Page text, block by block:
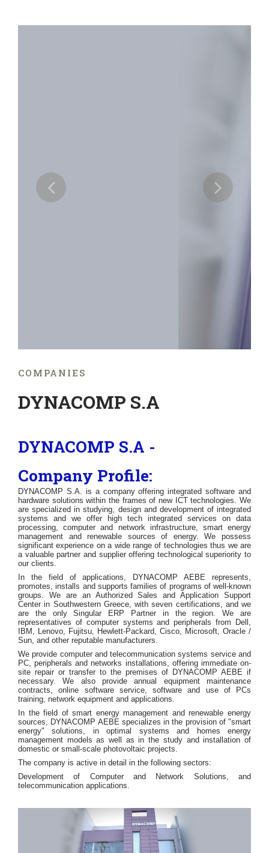
COMPANIES
DYNACOMP S.A
DYNACOMP S.A -
Company Profile:
DYNACOMP S.A. is a company offering integrated software and
hardware solutions within the frames of new ICT technologies. We
are specialized in studying, design and development of integrated
systems and we offer high tech integrated services on data
processing, computer and network infrastructure, smart energy
management and renewable sources of energy. We possess
significant experience on a wide range of technologies thus we are
a valuable partner and supplier offering technological superiority to
our clients.
In the field of applications, DYNACOMP AEBE represents,
promotes, installs and supports families of programs of well-known
groups. We are an Authorized Sales and Application Support
Center in Southwestern Greece, with seven certifications, and we
are the only Singular ERP Partner in the region. We are
representatives of computer systems and peripherals from Dell,
IBM, Lenovo, Fujitsu, Hewlett-Packard, Cisco, Microsoft, Oracle /
Sun, and other reputable manufacturers.
We provide computer and telecommunication systems service and
PC, peripherals and networks installations, offering immediate on-
site repair or transfer to the premises of DYNACOMP AEBE if
necessary. We also provide annual equipment maintenance
contracts, online software service, software and use of PCs
training, network equipment and applications.
In the field of smart energy management and renewable energy
sources, DYNACOMP AEBE specializes in the provision of "smart
energy" solutions, in optimal systems and homes energy
management models as well as in the study and installation of
domestic or small-scale photovoltaic projects.
The company is active in detail in the following sectors:
Development of Computer and Network Solutions, and
telecommunication applications.